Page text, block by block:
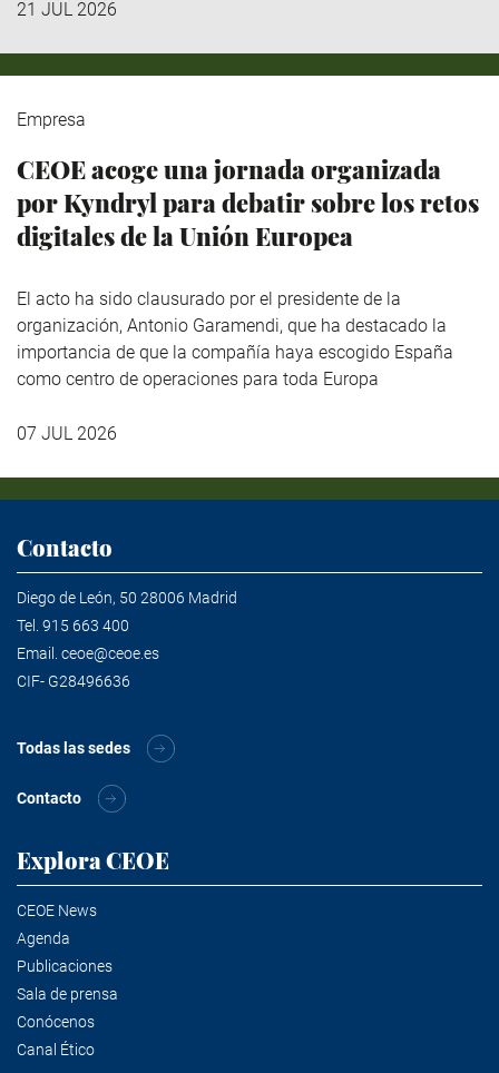
21 JUL 2026
Empresa
CEOE acoge una jornada organizada
por Kyndryl para debatir sobre los retos
digitales de la Unión Europea
El acto ha sido clausurado por el presidente de la
organización, Antonio Garamendi, que ha destacado la
importancia de que la compañía haya escogido España
como centro de operaciones para toda Europa
07 JUL 2026
Contacto
Diego de León, 50 28006 Madrid
Tel. 915 663 400
Email. ceoe@ceoe.es
CIF- G28496636
Todas las sedes
Contacto
Explora CEOE
CEOE News
Agenda
Publicaciones
Sala de prensa
Conócenos
Canal Ético